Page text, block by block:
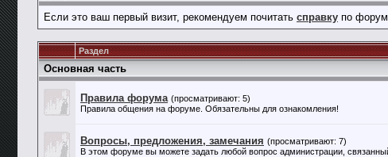
Если это ваш первый визит, рекомендуем почитать справку по
Раздел
Основная часть
Правила форума (просматривают: 5)
Правила общения на форуме. Обязательны для ознакомления!
Вопросы, предложения, замечания (просматривают: 7)
В этом форуме вы можете задать любой вопрос администрации,